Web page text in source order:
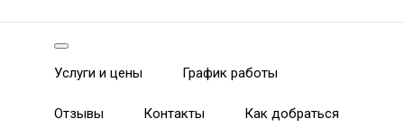
Услуги и цены График работы
Отзывы Контакты Как добраться